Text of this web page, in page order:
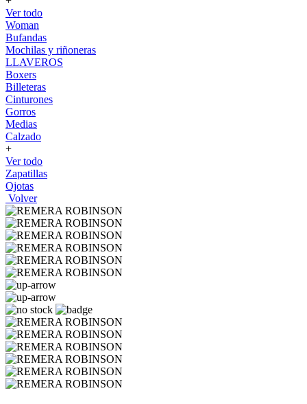
Ver todo
Woman
Bufandas
Mochilas y riñoneras
LLAVEROS
Boxers
Billeteras
Cinturones
Gorros
Medias
Calzado
+
Ver todo
Zapatillas
Ojotas
Volver